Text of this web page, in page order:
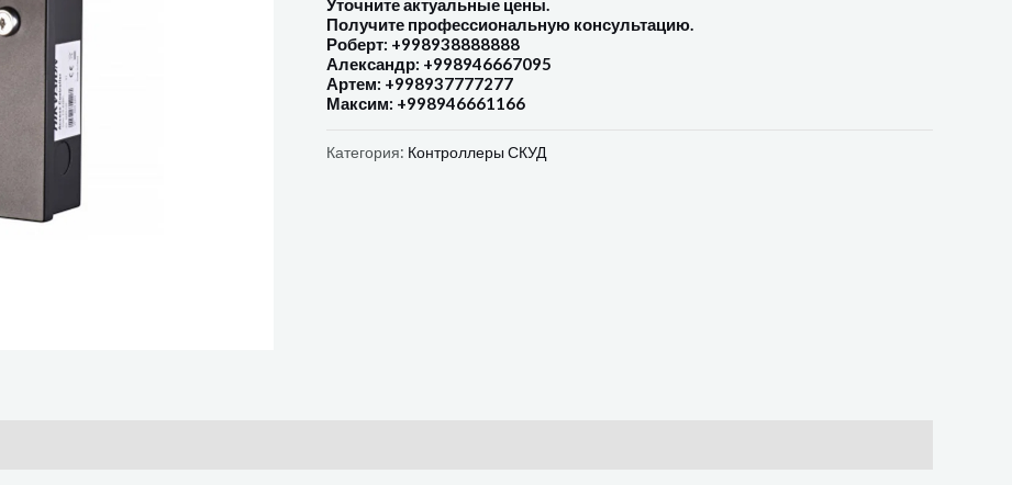
Получите профессиональную консультацию.
Роберт: +998938888888
Александр: +998946667095
Артем: +998937777277
Максим: +998946661166
Категория: Контроллеры СКУД